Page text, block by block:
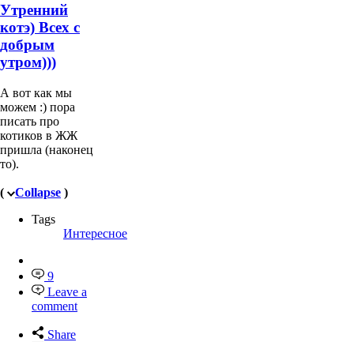
Утренний
котэ) Всех с
добрым
утром)))
А вот как мы
можем :) пора
писать про
котиков в ЖЖ
пришла (наконец
то).
( Collapse )
Tags
Интересное
9
Leave a
comment
Share